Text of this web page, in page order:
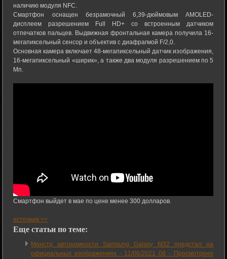
наличию модуля NFC.
Смартфон оснащен безрамочный 6,39-дюймовым AMOLED-
дисплеем разрешением Full HD+ со встроенным датчиком
отпечатков пальцев. Выдвижная фронтальная камера получила 16-
мегапиксельный сенсор и объектив с диафрагмой F/2,0.
Основная камера включает 48-мегапиксельный датчик изображения,
16-мегапиксельный «ширик», а также два модуля разрешением по 5
Мп.
Смартфон выйдет в мае по цене менее 300 долларов.
источник >>
Еще статьи по теме:
Монстр автономности Samsung Galaxy M32 предстал на
официальных изображениях - 11/06/2021 08 - Просмотрено